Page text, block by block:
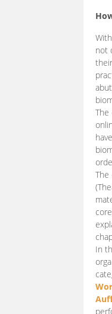
not
The
In